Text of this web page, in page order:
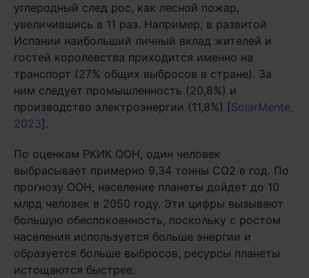
углеродный след рос, как лесной пожар,
увеличившись в 11 раз. Например, в развитой
Испании наибольший личный вклад жителей и
гостей королевства приходится именно на
транспорт (27% общих выбросов в стране). За
ним следует промышленность (20,8%) и
производство электроэнергии (11,8%) [SolarMente,
2023].
По оценкам РКИК ООН, один человек
выбрасывает примерно 9,34 тонны CO2 в год. По
прогнозу ООН, население планеты дойдет до 10
млрд человек в 2050 году. Эти цифры вызывают
большую обеспокоенность, поскольку с ростом
населения используется больше энергии и
образуется больше выбросов, ресурсы планеты
истощаются быстрее.